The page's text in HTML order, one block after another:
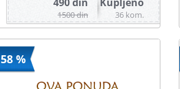
36 kom.
1500 din
58 %